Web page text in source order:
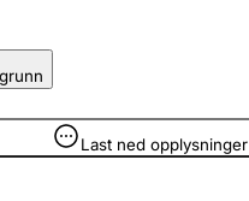
endre, slette
Last ned opplysninger
er skjult